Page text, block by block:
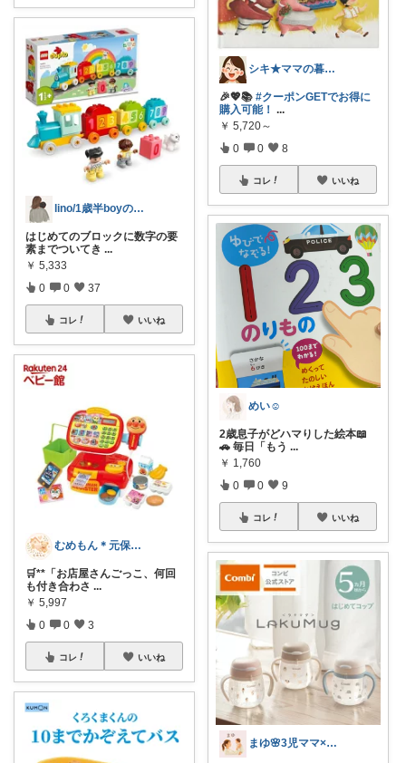
lino/1歳半boyのママ
はじめてのブロックに数字の要
素までついてき ...
￥ 5,333
0 0 37
コレ いいね
むめもん＊元保育士のお母さん
🛒**「お店屋さんごっこ、何回
も付き合わさ ...
￥ 5,997
0 0 3
コレ いいね
シキ★ママの暮らし、キッズ
🎉💖📚 #クーポンGETでお得に
購入可能！ ...
￥ 5,720～
0 0 8
コレ いいね
めい☺︎
2歳息子がどハマりした絵本📖
🚗 毎日「もう ...
￥ 1,760
0 0 9
コレ いいね
まゆ🌸3児ママ×0歳育児